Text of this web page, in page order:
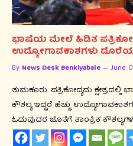
ಭಾಷೆಯ ಮೇಲೆ ಹಿಡಿತ
ಉದ್ಯೋಗಾವಕಾಶಗಳು
By News Desk Benkiyabale June
ತುಮಕೂರು: ಪತ್ರಿಕೋದ್ಯಮ
ಕೌಶಲ್ಯ ಇದ್ದರೆ ಹೆಚ್ಚು
ಓದುವುದರ ಜೊತೆಗೆ ತಾಂತ್ರಿಕ